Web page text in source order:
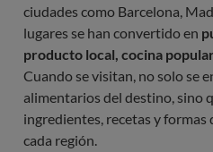
ciudades como Barcelona,
lugares se han convertido en
producto local, cocina
Cuando se visitan, no solo se
alimentarios del destino, sino
ingredientes, recetas y formas
cada región.